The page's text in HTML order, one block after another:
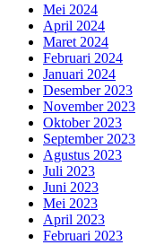
Mei 2024
April 2024
Maret 2024
Februari 2024
Januari 2024
Desember 2023
November 2023
Oktober 2023
September 2023
Agustus 2023
Juli 2023
Juni 2023
Mei 2023
April 2023
Februari 2023